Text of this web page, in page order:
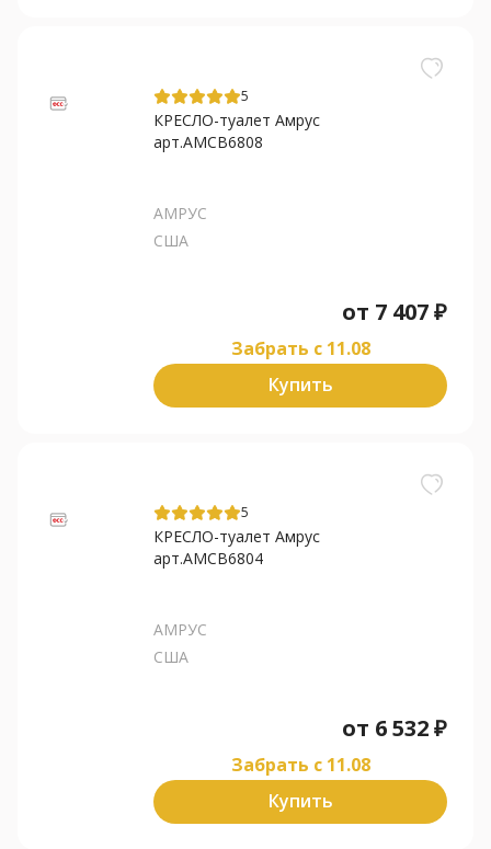
5
КРЕСЛО-туалет Амрус
арт.AMCB6808
АМРУС
США
от 7 407₽
Забрать c 11.08
Купить
5
КРЕСЛО-туалет Амрус
арт.AMCB6804
АМРУС
США
от 6 532₽
Забрать c 11.08
Купить